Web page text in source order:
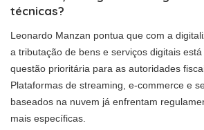
técnicas?
Leonardo Manzan pontua que com a
a tributação de bens e serviços digitais
questão prioritária para as autoridades
Plataformas de streaming, e-commerce e
baseados na nuvem já enfrentam
mais específicas.